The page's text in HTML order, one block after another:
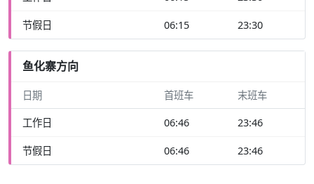
节假日 06:15 23:30
鱼化寨方向
日期 首班车 末班车
工作日 06:46 23:46
节假日 06:46 23:46